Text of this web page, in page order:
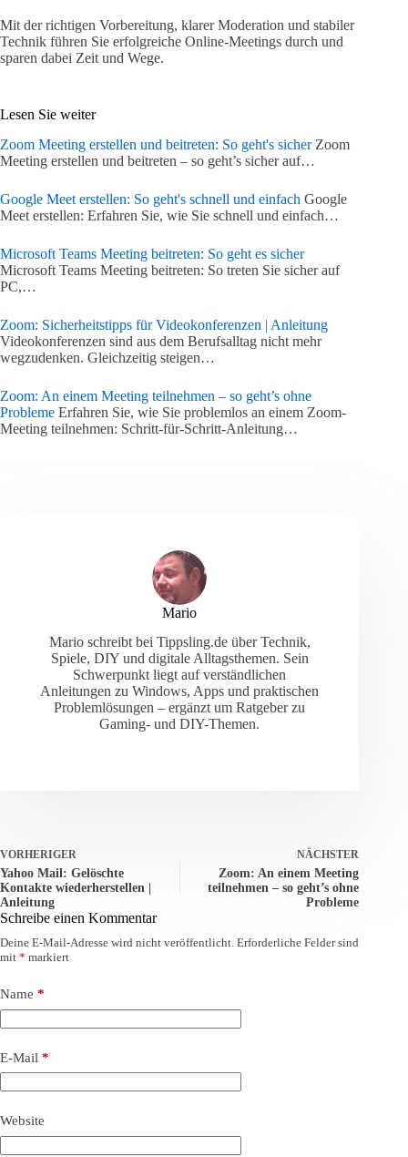
Mit der richtigen Vorbereitung, klarer Moderation und stabiler
Technik führen Sie erfolgreiche Online-Meetings durch und
sparen dabei Zeit und Wege.
Lesen Sie weiter
Zoom Meeting erstellen und beitreten: So geht's sicherZoom
Meeting erstellen und beitreten – so geht’s sicher auf…
Google Meet erstellen: So geht's schnell und einfach Google
Meet erstellen: Erfahren Sie, wie Sie schnell und einfach…
Microsoft Teams Meeting beitreten: So geht es sicher
Microsoft Teams Meeting beitreten: So treten Sie sicher auf
PC,…
Zoom: Sicherheitstipps für Videokonferenzen | Anleitung
Videokonferenzen sind aus dem Berufsalltag nicht mehr
wegzudenken. Gleichzeitig steigen…
Zoom: An einem Meeting teilnehmen – so geht’s ohne
Probleme Erfahren Sie, wie Sie problemlos an einem Zoom-
Meeting teilnehmen: Schritt-für-Schritt-Anleitung…
Mario
Mario schreibt bei Tippsling.de über Technik,
Spiele, DIY und digitale Alltagsthemen. Sein
Schwerpunkt liegt auf verständlichen
Anleitungen zu Windows, Apps und praktischen
Problemlösungen – ergänzt um Ratgeber zu
Gaming- und DIY-Themen.
VORHERIGER
Yahoo Mail: Gelöschte
Kontakte wiederherstellen |
Anleitung
NÄCHSTER
Zoom: An einem Meeting
teilnehmen – so geht’s ohne
Probleme
Schreibe einen Kommentar
Deine E-Mail-Adresse wird nicht veröffentlicht. Erforderliche Felder sind
mit * markiert
Name *
E-Mail *
Website